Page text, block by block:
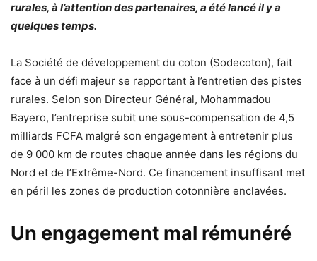
rurales, à l’attention des partenaires, a été lancé il y a
quelques temps.
La Société de développement du coton (Sodecoton), fait
face à un défi majeur se rapportant à l’entretien des pistes
rurales. Selon son Directeur Général, Mohammadou
Bayero, l’entreprise subit une sous-compensation de 4,5
milliards FCFA malgré son engagement à entretenir plus
de 9 000 km de routes chaque année dans les régions du
Nord et de l’Extrême-Nord. Ce financement insuffisant met
en péril les zones de production cotonnière enclavées.
Un engagement mal rémunéré